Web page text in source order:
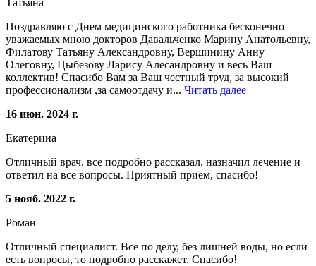
Поздравляю с Днем медицинского работника бесконечно
уважаемых мною докторов Давальченко Марину Анатольевну,
Филатову Татьяну Александровну, Вершинину Анну
Олеговну, Цыбезову Ларису Алесандровну и весь Ваш
коллектив! Спасибо Вам за Ваш честный труд, за высокий
профессионализм ,за самоотдачу и... Читать далее
16 июн. 2024 г.
Екатерина
Отличный врач, все подробно рассказал, назначил лечение и
ответил на все вопросы. Приятный прием, спасибо!
5 нояб. 2022 г.
Роман
Отличный специалист. Все по делу, без лишней воды, но если
есть вопросы, то подробно расскажет. Спасибо!